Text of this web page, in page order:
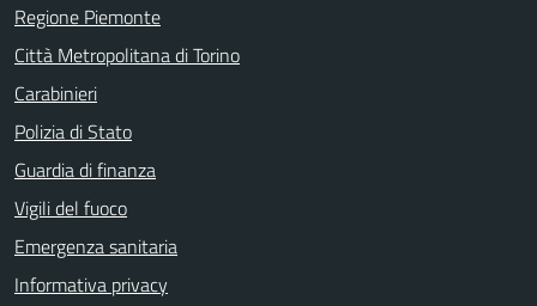
Regione Piemonte
Città Metropolitana di Torino
Carabinieri
Polizia di Stato
Guardia di finanza
Vigili del fuoco
Emergenza sanitaria
Informativa privacy